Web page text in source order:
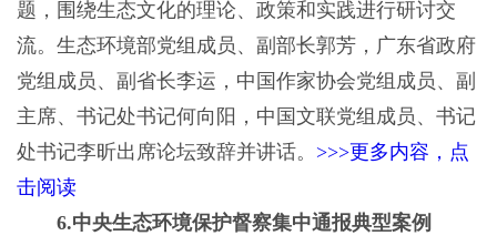
题，围绕生态文化的理论、政策和实践进行研讨交
流。生态环境部党组成员、副部长郭芳，广东省政府
党组成员、副省长李运，中国作家协会党组成员、副
主席、书记处书记何向阳，中国文联党组成员、书记
处书记李昕出席论坛致辞并讲话。 >>>更多内容，点
击阅读
6.中央生态环境保护督察集中通报典型案例